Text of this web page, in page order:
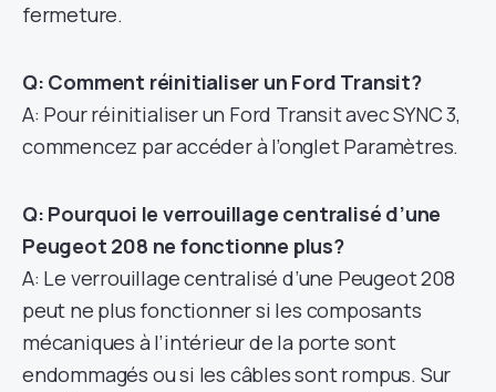
fermeture.
Q: Comment réinitialiser un Ford Transit?
A: Pour réinitialiser un Ford Transit avec SYNC 3,
commencez par accéder à l’onglet Paramètres.
Q: Pourquoi le verrouillage centralisé d’une
Peugeot 208 ne fonctionne plus?
A: Le verrouillage centralisé d’une Peugeot 208
peut ne plus fonctionner si les composants
mécaniques à l’intérieur de la porte sont
endommagés ou si les câbles sont rompus. Sur